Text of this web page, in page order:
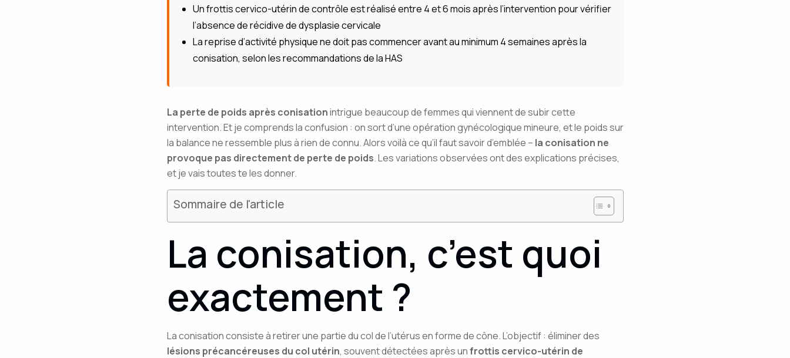
Un frottis cervico-utérin de contrôle est réalisé entre 4 et 6 mois après l’intervention pour vérifier
l’absence de récidive de dysplasie cervicale
La reprise d’activité physique ne doit pas commencer avant au minimum 4 semaines après la
conisation, selon les recommandations de la HAS
La perte de poids après conisationintrigue beaucoup de femmes qui viennent de subir cette
intervention. Et je comprends la confusion : on sort d’une opération gynécologique mineure, et le poids sur
la balance ne ressemble plus à rien de connu. Alors voilà ce qu’il faut savoir d’emblée – la conisation ne
provoque pas directement de perte de poids. Les variations observées ont des explications précises,
et je vais toutes te les donner.
Sommaire de l'article
La conisation, c’est quoi
exactement ?
La conisation consiste à retirer une partie du col de l’utérus en forme de cône. L’objectif : éliminer des
lésions précancéreuses du col utérin, souvent détectées après unfrottis cervico-utérin de